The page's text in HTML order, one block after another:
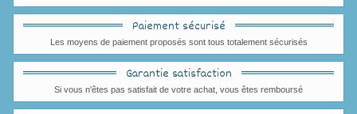
Paiement sécurisé
Les moyens de paiement proposés sont tous totalement sécurisés
Garantie satisfaction
Si vous n'êtes pas satisfait de votre achat, vous êtes remboursé